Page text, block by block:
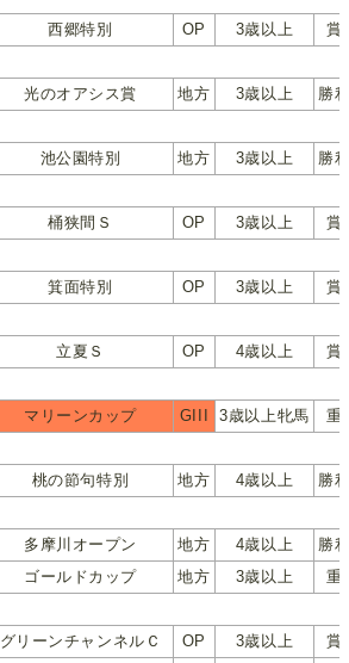
西郷特別 OP 3歳以上 賞
光のオアシス賞 地方 3歳以上 勝
池公園特別 地方 3歳以上 勝
桶狭間Ｓ OP 3歳以上 賞
箕面特別 OP 3歳以上 賞
立夏Ｓ OP 4歳以上 賞
マリーンカップ GIII 3歳以上牝馬 重
桃の節句特別 地方 4歳以上 勝
多摩川オープン 地方 4歳以上
勝
ゴールドカップ 地方 3歳以上 重
グリーンチャンネルＣ OP 3歳以上
賞